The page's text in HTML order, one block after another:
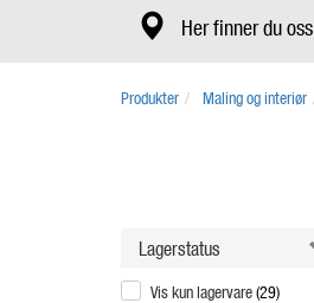
Her finner du oss
Produkter Maling og interiør
Lagerstatus
Vis kun lagervare(29)